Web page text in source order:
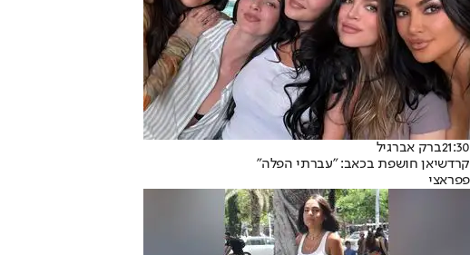
21:30ברק אברגיל
קרדשיאן חושפת בכאב: "עברתי הפלה"
פפראצי